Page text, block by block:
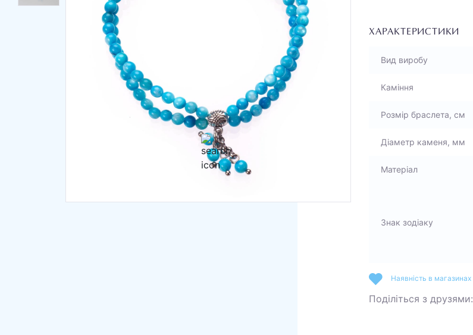
ХАРАКТЕРИСТИКИ
Вид виробу
Каміння
Розмір браслета, см
Діаметр каменя, мм
Матеріал
Знак зодіаку
Наявність в магазинах
Поділіться з друзями: